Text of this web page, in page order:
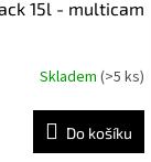
15l - multicam
Skladem (>5 ks)
Do košíku